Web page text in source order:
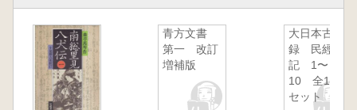
青方文書
第一 改訂
増補版
大日本古記
録 民經
記 1〜
10 全10冊
セット